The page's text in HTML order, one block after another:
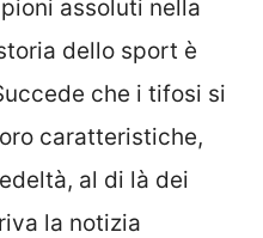
assoluti nella
dello sport è
che i tifosi si
caratteristiche,
al di là dei
la notizia